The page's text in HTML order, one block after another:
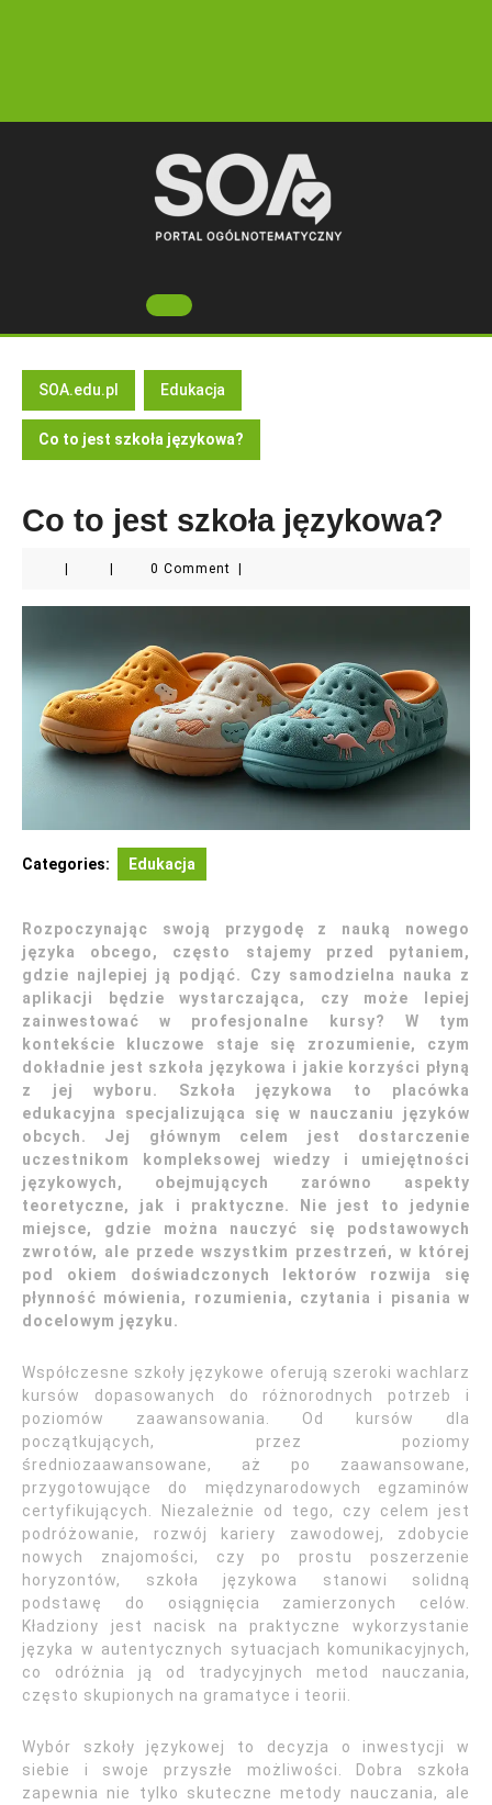
Open
Button
SOA.edu.pl Edukacja
Co to jest szkoła językowa?
Co to jest szkoła językowa?
0 Comment
Categories: Edukacja
Rozpoczynając swoją przygodę z nauką nowego
języka obcego, często stajemy przed pytaniem,
gdzie najlepiej ją podjąć. Czy samodzielna nauka z
aplikacji będzie wystarczająca, czy może lepiej
zainwestować w profesjonalne kursy? W tym
kontekście kluczowe staje się zrozumienie, czym
dokładnie jest szkoła językowa i jakie korzyści płyną
z jej wyboru. Szkoła językowa to placówka
edukacyjna specjalizująca się w nauczaniu języków
obcych. Jej głównym celem jest dostarczenie
uczestnikom kompleksowej wiedzy i umiejętności
językowych, obejmujących zarówno aspekty
teoretyczne, jak i praktyczne. Nie jest to jedynie
miejsce, gdzie można nauczyć się podstawowych
zwrotów, ale przede wszystkim przestrzeń, w której
pod okiem doświadczonych lektorów rozwija się
płynność mówienia, rozumienia, czytania i pisania w
docelowym języku.
Współczesne szkoły językowe oferują szeroki wachlarz
kursów dopasowanych do różnorodnych potrzeb i
poziomów zaawansowania. Od kursów dla
początkujących, przez poziomy
średniozaawansowane, aż po zaawansowane,
przygotowujące do międzynarodowych egzaminów
certyfikujących. Niezależnie od tego, czy celem jest
podróżowanie, rozwój kariery zawodowej, zdobycie
nowych znajomości, czy po prostu poszerzenie
horyzontów, szkoła językowa stanowi solidną
podstawę do osiągnięcia zamierzonych celów.
Kładziony jest nacisk na praktyczne wykorzystanie
języka w autentycznych sytuacjach komunikacyjnych,
co odróżnia ją od tradycyjnych metod nauczania,
często skupionych na gramatyce i teorii.
Wybór szkoły językowej to decyzja o inwestycji w
siebie i swoje przyszłe możliwości. Dobra szkoła
zapewnia nie tylko skuteczne metody nauczania, ale